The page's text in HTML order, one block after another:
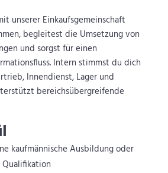
unserer Einkaufsgemeinschaft
begleitest die Umsetzung von
und sorgst für einen
Intern stimmst du dich
Innendienst, Lager und
bereichsübergreifende
kaufmännische Ausbildung oder